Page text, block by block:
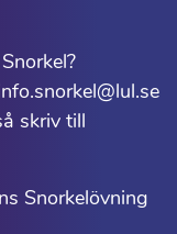
skriv till
Snorkelövning